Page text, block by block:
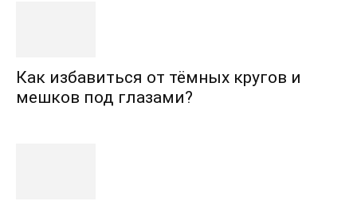
Как избавиться от тёмных кругов и
мешков под глазами?